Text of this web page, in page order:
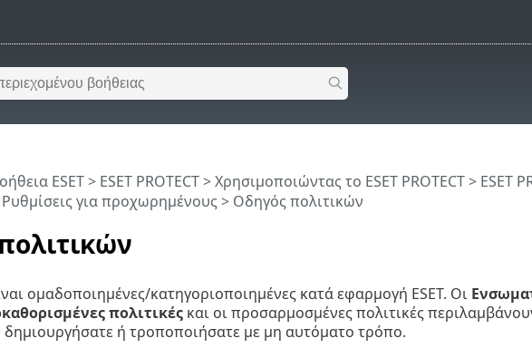
ESET> ESET PROTECT>Χρησιμοποιώντας το ESET PROTECT> ESET
Ρυθμίσεις για προχωρημένους > Οδηγός πολιτικών
ομαδοποιημένες/κατηγοριοποιημένες κατά εφαρμογή ESET. Οι
πολιτικέςκαι οι προσαρμοσμένες πολιτικές
ή τροποποιήσατε με μη αυτόματο τρόπο.